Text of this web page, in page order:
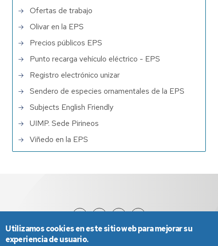
Ofertas de trabajo
Olivar en la EPS
Precios públicos EPS
Punto recarga vehículo eléctrico - EPS
Registro electrónico unizar
Sendero de especies ornamentales de la EPS
Subjects English Friendly
UIMP. Sede Pirineos
Viñedo en la EPS
Utilizamos cookies en este sitio web para mejorar su
experiencia de usuario.